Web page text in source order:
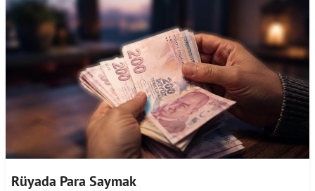
Rüyada Para Saymak